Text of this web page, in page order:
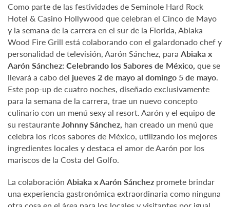
Como parte de las festividades de Seminole Hard Rock
Hotel & Casino Hollywood que celebran el Cinco de Mayo
y la semana de la carrera en el sur de la Florida, Abiaka
Wood Fire Grill está colaborando con el galardonado chef y
personalidad de televisión, Aarón Sánchez, para Abiaka x
Aarón Sánchez: Celebrando los Sabores de México, que se
llevará a cabo del jueves 2 de mayo al domingo 5 de mayo.
Este pop-up de cuatro noches, diseñado exclusivamente
para la semana de la carrera, trae un nuevo concepto
culinario con un menú sexy al resort. Aarón y el equipo de
su restauranteJohnnySánchez, han creado un menú que
celebra los ricos sabores de México, utilizando los mejores
ingredientes locales y destaca el amor de Aarón por los
mariscos de la Costa del Golfo.
La colaboración Abiaka x Aarón Sánchez promete brindar
una experiencia gastronómica extraordinaria como ninguna